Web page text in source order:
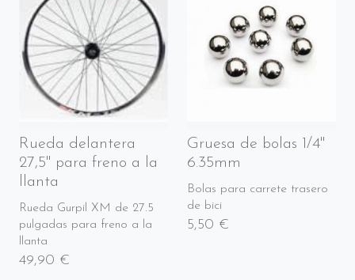
Rueda delantera
27,5" para freno a la
llanta
Rueda Gurpil XM de 27.5
pulgadas para freno a la
llanta
49,90 €
Gruesa de bolas 1/4"
6.35mm
Bolas para carrete trasero
de bici
5,50 €